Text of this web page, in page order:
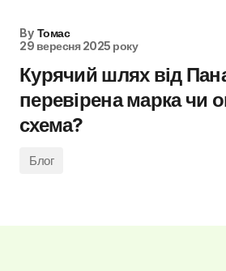
By Томас
29 вересня 2025 року
Курячий шлях від
перевірена марка чи
схема?
Блог